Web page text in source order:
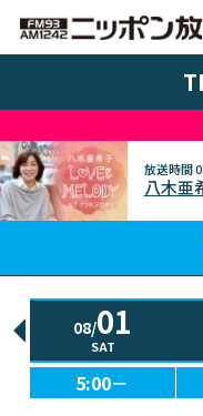
放送時間
八木亜
08/01
SAT
5:00－